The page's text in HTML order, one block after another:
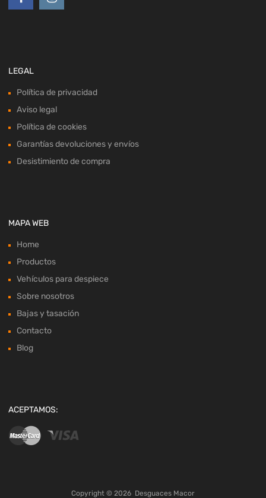
LEGAL
Política de privacidad
Aviso legal
Política de cookies
Garantías devoluciones y envíos
Desistimiento de compra
MAPA WEB
Home
Productos
Vehículos para despiece
Sobre nosotros
Bajas y tasación
Contacto
Blog
ACEPTAMOS:
Copyright © 2026 Desguaces Macor